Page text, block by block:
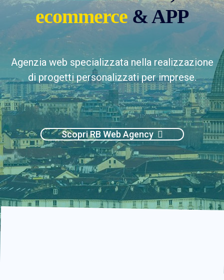
ecommerce& APP
Agenzia web specializzata nella realizzazione
di progetti personalizzati per imprese.
Scopri RB Web Agency